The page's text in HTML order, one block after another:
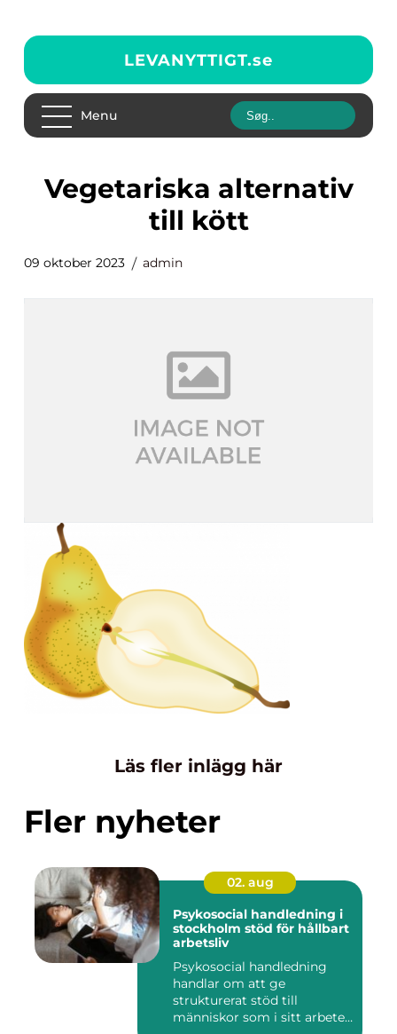
LEVANYTTIGT.se
Menu
vegetariska alternativ
till kött
09 oktober 2023 admin
Läs fler inlägg här
Fler nyheter
02. aug
Psykosocial handledning i
stockholm stöd för hållbart
arbetsliv
Psykosocial handledning
handlar om att ge
strukturerat stöd till
människor som i sitt arbete